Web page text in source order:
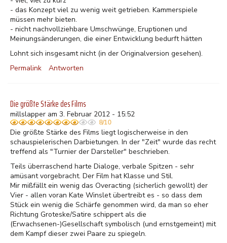
- das Konzept viel zu wenig weit getrieben. Kammerspiele
müssen mehr bieten.
- nicht nachvollziehbare Umschwünge, Eruptionen und
Meinungsänderungen, die einer Entwicklung bedurft hätten
Lohnt sich insgesamt nicht (in der Originalversion gesehen).
Permalink
Antworten
Die größte Stärke des Films
millslapper am 3. Februar 2012 - 15:52
8/10
Die größte Stärke des Films liegt logischerweise in den
schauspielerischen Darbietungen. In der "Zeit" wurde das recht
treffend als "Turnier der Darsteller" beschrieben.
Teils überraschend harte Dialoge, verbale Spitzen - sehr
amüsant vorgebracht. Der Film hat Klasse und Stil.
Mir mißfällt ein wenig das Overacting (sicherlich gewollt) der
Vier - allen voran Kate Winslet übertreibt es - so dass dem
Stück ein wenig die Schärfe genommen wird, da man so eher
Richtung Groteske/Satire schippert als die
(Erwachsenen-)Gesellschaft symbolisch (und ernstgemeint) mit
dem Kampf dieser zwei Paare zu spiegeln.